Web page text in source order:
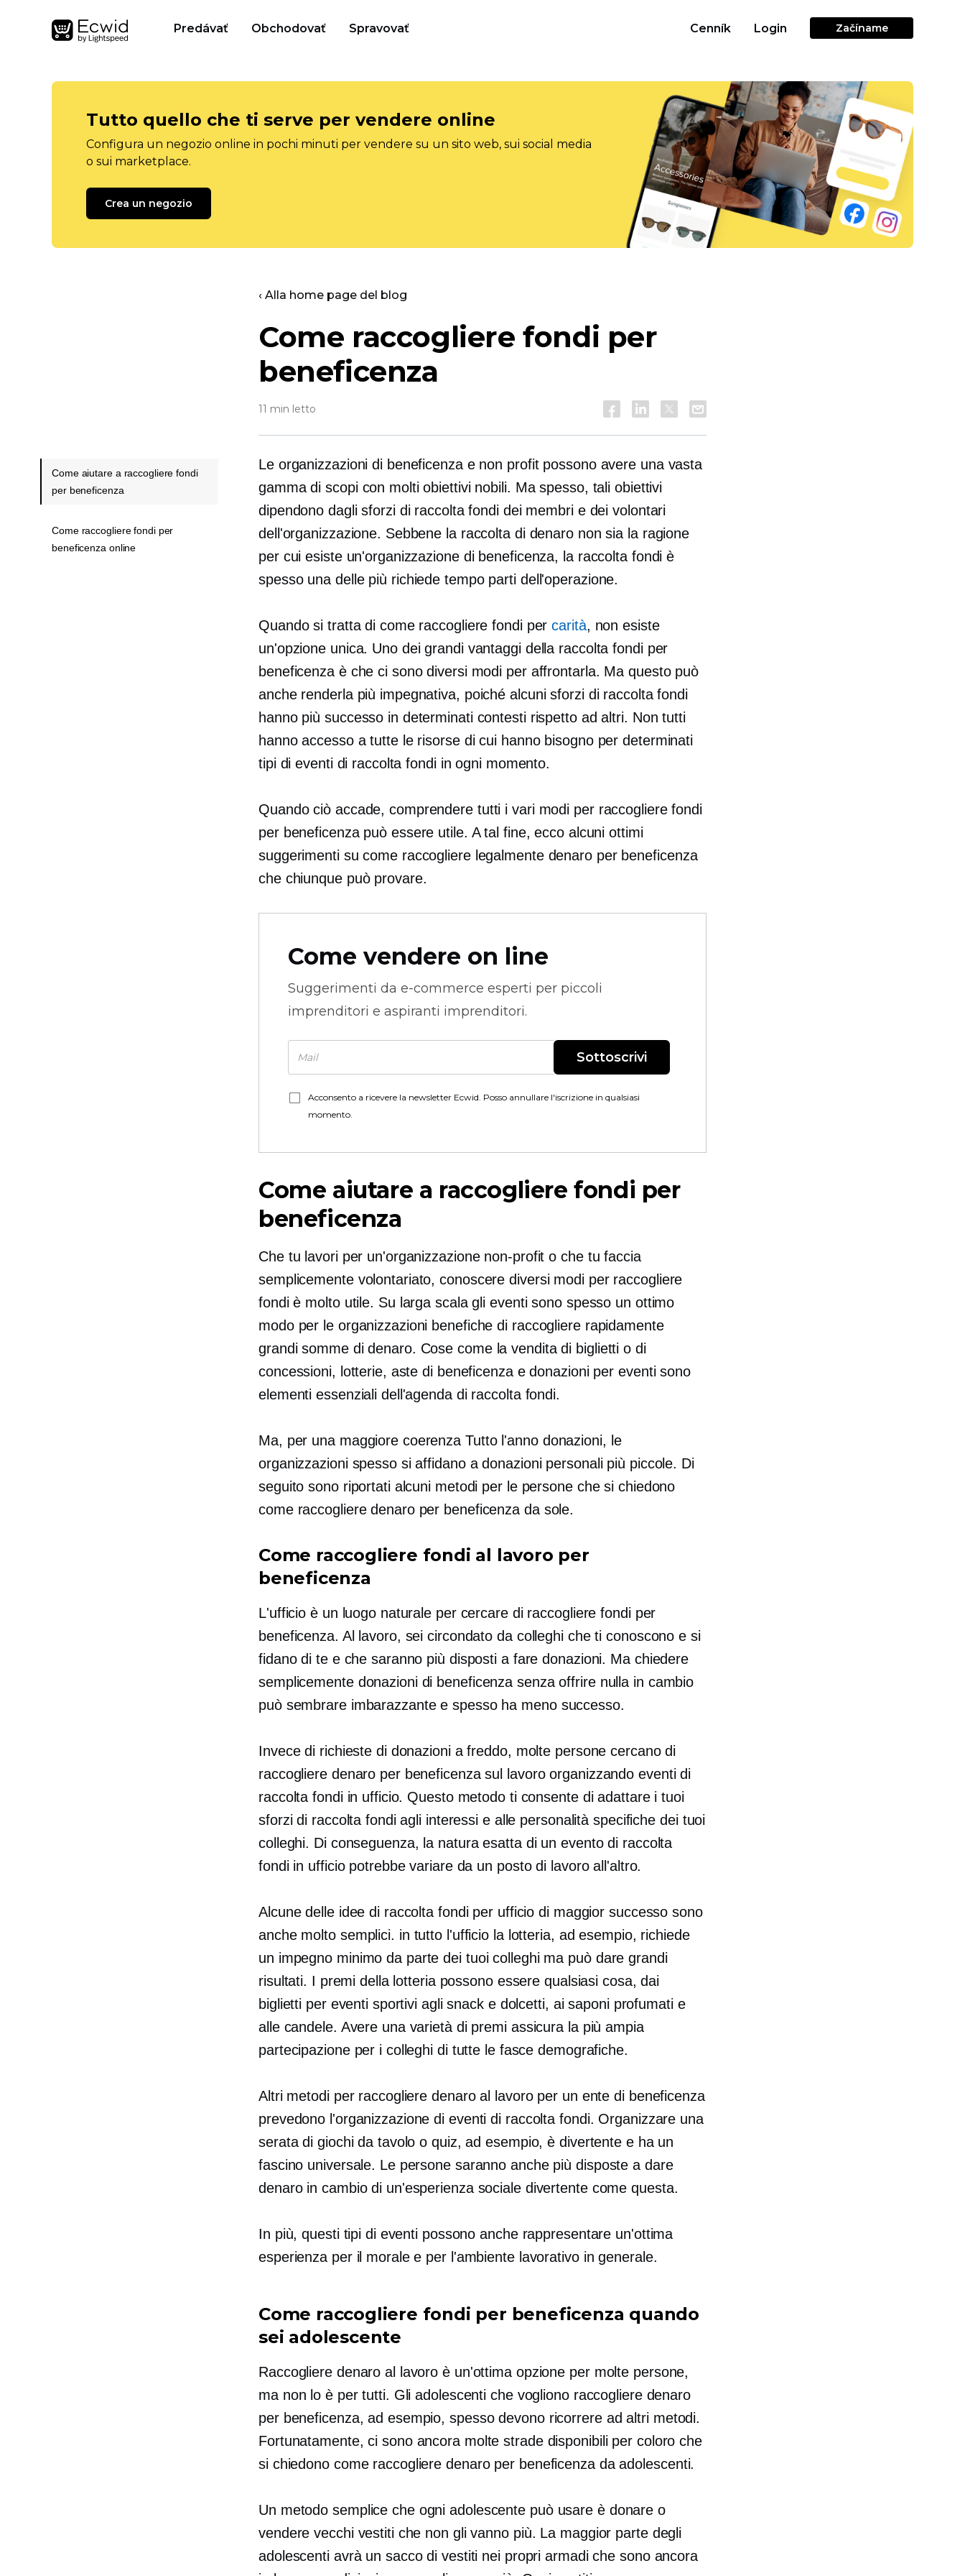
Predávať Obchodovať Spravovať Cenník Login Začíname
Tutto quello che ti serve per vendere online
Configura un negozio online in pochi minuti per vendere su un sito web, sui social media
o sui marketplace.
Crea un negozio
‹ Alla home page del blog
Come raccogliere fondi per
beneficenza
11 min letto
Le organizzazioni di beneficenza e non profit possono avere una vasta
gamma di scopi con molti obiettivi nobili. Ma spesso, tali obiettivi
dipendono dagli sforzi di raccolta fondi dei membri e dei volontari
dell'organizzazione. Sebbene la raccolta di denaro non sia la ragione
per cui esiste un'organizzazione di beneficenza, la raccolta fondi è
spesso una delle più richiede tempoparti dell'operazione.
Quando si tratta di come raccogliere fondi percarità, non esiste
un'opzione unica. Uno dei grandi vantaggi della raccolta fondi per
beneficenza è che ci sono diversi modi per affrontarla. Ma questo può
anche renderla più impegnativa, poiché alcuni sforzi di raccolta fondi
hanno più successo in determinati contesti rispetto ad altri. Non tutti
hanno accesso a tutte le risorse di cui hanno bisogno per determinati
tipi di eventi di raccolta fondi in ogni momento.
Quando ciò accade, comprendere tutti i vari modi per raccogliere fondi
per beneficenza può essere utile. A tal fine, ecco alcuni ottimi
suggerimenti su come raccogliere legalmente denaro per beneficenza
che chiunque può provare.
Come vendere on line
Suggerimenti da e-commerce esperti per piccoli
imprenditori e aspiranti imprenditori.
Sottoscrivi
Acconsento a ricevere la newsletter Ecwid. Posso annullare l'iscrizione in qualsiasi
momento.
Come aiutare a raccogliere fondi per
beneficenza
Che tu lavori per un'organizzazione non-profit o che tu faccia
semplicemente volontariato, conoscere diversi modi per raccogliere
fondi è molto utile. Su larga scalagli eventi sono spesso un ottimo
modo per le organizzazioni benefiche di raccogliere rapidamente
grandi somme di denaro. Cose come la vendita di biglietti o di
concessioni, lotterie, aste di beneficenza e donazioni per eventi sono
elementi essenziali dell'agenda di raccolta fondi.
Ma, per una maggiore coerenza Tutto l'annodonazioni, le
organizzazioni spesso si affidano a donazioni personali più piccole. Di
seguito sono riportati alcuni metodi per le persone che si chiedono
come raccogliere denaro per beneficenza da sole.
Come raccogliere fondi al lavoro per
beneficenza
L'ufficio è un luogo naturale per cercare di raccogliere fondi per
beneficenza. Al lavoro, sei circondato da colleghi che ti conoscono e si
fidano di te e che saranno più disposti a fare donazioni. Ma chiedere
semplicemente donazioni di beneficenza senza offrire nulla in cambio
può sembrare imbarazzante e spesso ha meno successo.
Invece di richieste di donazioni a freddo, molte persone cercano di
raccogliere denaro per beneficenza sul lavoro organizzando eventi di
raccolta fondi in ufficio. Questo metodo ti consente di adattare i tuoi
sforzi di raccolta fondi agli interessi e alle personalità specifiche dei tuoi
colleghi. Di conseguenza, la natura esatta di un evento di raccolta
fondi in ufficio potrebbe variare da un posto di lavoro all'altro.
Alcune delle idee di raccolta fondi per ufficio di maggior successo sono
anche molto semplici. in tutto l'ufficio la lotteria, ad esempio, richiede
un impegno minimo da parte dei tuoi colleghi ma può dare grandi
risultati. I premi della lotteria possono essere qualsiasi cosa, dai
biglietti per eventi sportivi agli snack e dolcetti, ai saponi profumati e
alle candele. Avere una varietà di premi assicura la più ampia
partecipazione per i colleghi di tutte le fasce demografiche.
Altri metodi per raccogliere denaro al lavoro per un ente di beneficenza
prevedono l'organizzazione di eventi di raccolta fondi. Organizzare una
serata di giochi da tavolo o quiz, ad esempio, è divertente e ha un
fascino universale. Le persone saranno anche più disposte a dare
denaro in cambio di un'esperienza sociale divertente come questa.
In più, questi tipi di eventi possono anche rappresentare un'ottima
esperienza per il morale e per l'ambiente lavorativo in generale.
Come raccogliere fondi per beneficenza quando
sei adolescente
Raccogliere denaro al lavoro è un'ottima opzione per molte persone,
ma non lo è per tutti. Gli adolescenti che vogliono raccogliere denaro
per beneficenza, ad esempio, spesso devono ricorrere ad altri metodi.
Fortunatamente, ci sono ancora molte strade disponibili per coloro che
si chiedono come raccogliere denaro per beneficenza da adolescenti.
Un metodo semplice che ogni adolescente può usare è donare o
vendere vecchi vestiti che non gli vanno più. La maggior parte degli
adolescenti avrà un sacco di vestiti nei propri armadi che sono ancora
Come aiutare a raccogliere fondi
per beneficenza
Come raccogliere fondi per
beneficenza online